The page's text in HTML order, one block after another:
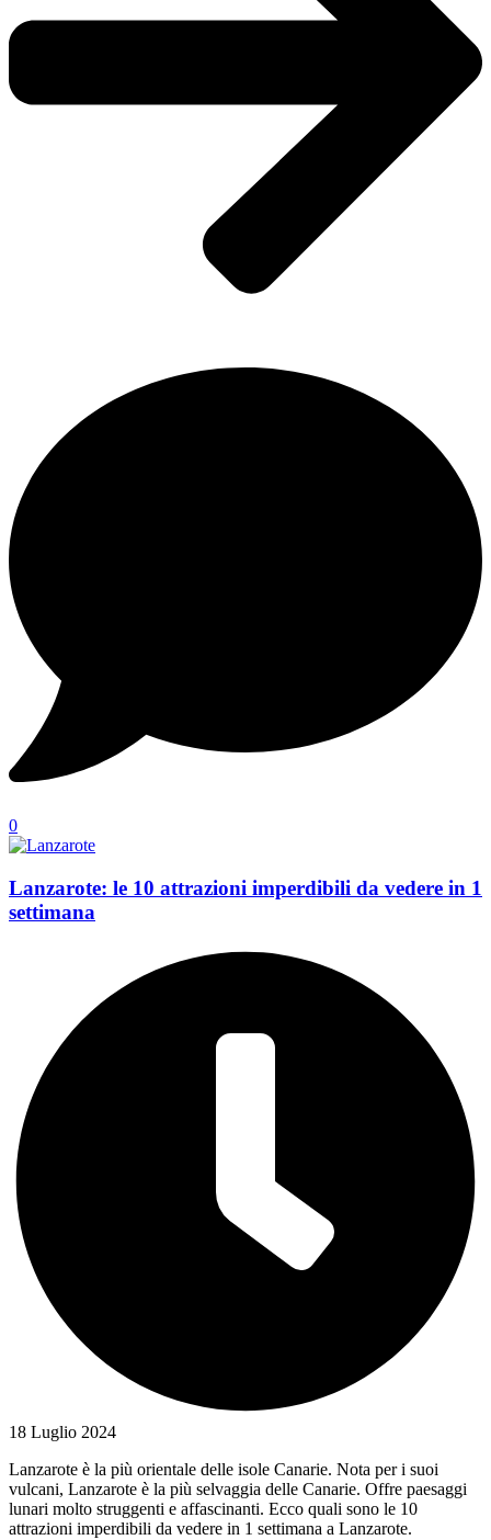
0
Lanzarote: le 10 attrazioni imperdibili da vedere in 1
settimana
18 Luglio 2024
Lanzarote è la più orientale delle isole Canarie. Nota per i suoi
vulcani, Lanzarote è la più selvaggia delle Canarie. Offre paesaggi
lunari molto struggenti e affascinanti. Ecco quali sono le 10
attrazioni imperdibili da vedere in 1 settimana a Lanzarote.